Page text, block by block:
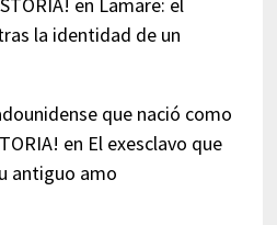
en Lamare: el
la identidad de un
que nació como
en El exesclavo que
antiguo amo